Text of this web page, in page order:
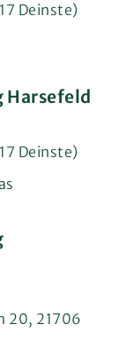
Deinste)
Harsefeld
Deinste)
20, 21706